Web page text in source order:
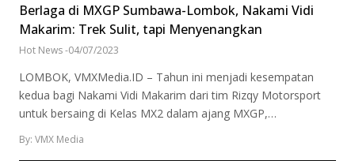
Berlaga di MXGP Sumbawa-Lombok, Nakami Vidi
Makarim: Trek Sulit, tapi Menyenangkan
Hot News-04/07/2023
LOMBOK, VMXMedia.ID – Tahun ini menjadi kesempatan
kedua bagi Nakami Vidi Makarim dari tim Rizqy Motorsport
untuk bersaing di Kelas MX2 dalam ajang MXGP,…
By: VMX Media